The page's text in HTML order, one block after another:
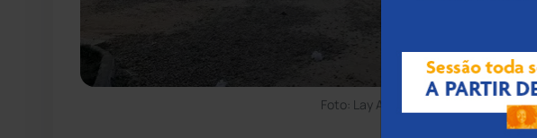
Foto: Lay Amorim/Achei Sudoeste